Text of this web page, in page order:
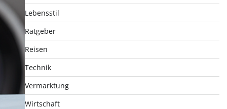
Lebensstil
Ratgeber
Reisen
Technik
Vermarktung
Wirtschaft